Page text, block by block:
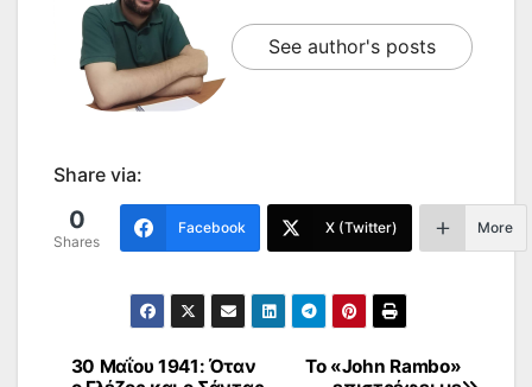
See author's posts
Share via:
0
Shares
Facebook X (Twitter) More
Το «John Rambo»
30 Μαΐου 1941: Όταν